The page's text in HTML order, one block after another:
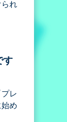
られ
す
レ
め